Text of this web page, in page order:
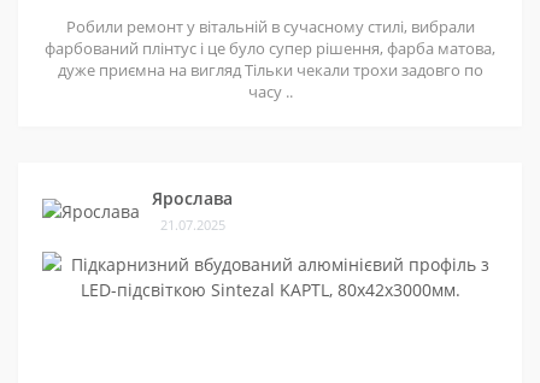
Робили ремонт у вітальній в сучасному стилі, вибрали
фарбований плінтус і це було супер рішення, фарба матова,
дуже приємна на вигляд Тільки чекали трохи задовго по
часу ..
Ярослава
21.07.2025